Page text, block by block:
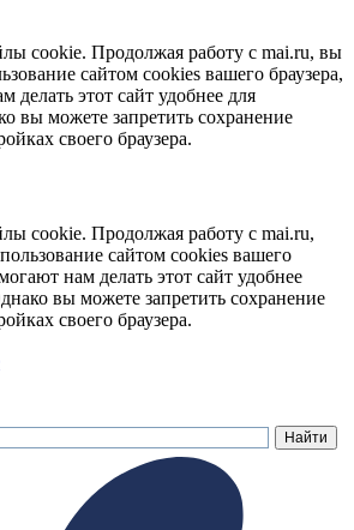
cookie. Продолжая работу с mai.ru, вы
сайтом cookies вашего браузера,
делать этот сайт удобнее для
вы можете запретить сохранение
своего браузера.
cookie. Продолжая работу с mai.ru,
сайтом cookies вашего
нам делать этот сайт удобнее
вы можете запретить сохранение
своего браузера.